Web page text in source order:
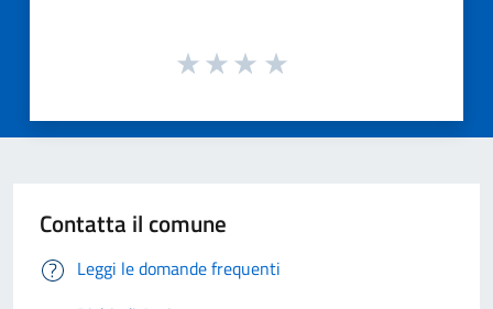
Contatta il comune
Leggi le domande frequenti